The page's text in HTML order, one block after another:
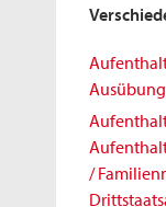
/